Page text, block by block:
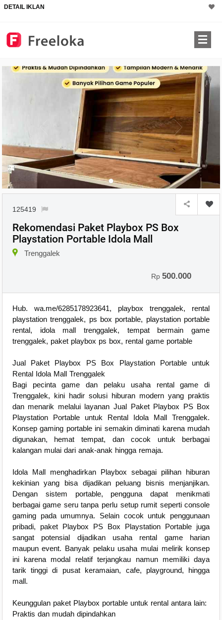
DETAIL IKLAN
125419
Rekomendasi Paket Playbox PS Box
Playstation Portable Idola Mall
Trenggalek
Rp500.000
Hub. wa.me/6285178923641, playbox trenggalek, rental
playstation trenggalek, ps box portable, playstation portable
rental, idola mall trenggalek, tempat bermain game
trenggalek, paket playbox ps box, rental game portable
Jual Paket Playbox PS Box Playstation Portable untuk
Rental Idola Mall Trenggalek
Bagi pecinta game dan pelaku usaha rental game di
Trenggalek, kini hadir solusi hiburan modern yang praktis
dan menarik melalui layanan Jual Paket Playbox PS Box
Playstation Portable untuk Rental Idola Mall Trenggalek.
Konsep gaming portable ini semakin diminati karena mudah
digunakan, hemat tempat, dan cocok untuk berbagai
kalangan mulai dari anak-anak hingga remaja.
Idola Mall menghadirkan Playbox sebagai pilihan hiburan
kekinian yang bisa dijadikan peluang bisnis menjanjikan.
Dengan sistem portable, pengguna dapat menikmati
berbagai game seru tanpa perlu setup rumit seperti console
gaming pada umumnya. Selain cocok untuk penggunaan
pribadi, paket Playbox PS Box Playstation Portable juga
sangat potensial dijadikan usaha rental game harian
maupun event. Banyak pelaku usaha mulai melirik konsep
ini karena modal relatif terjangkau namun memiliki daya
tarik tinggi di pusat keramaian, cafe, playground, hingga
mall.
Keunggulan paket Playbox portable untuk rental antara lain:
Praktis dan mudah dipindahkan